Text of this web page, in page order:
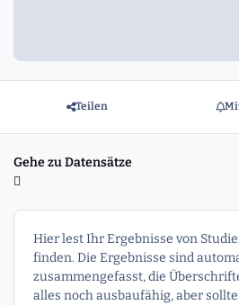
Teilen
Gehe zu Datensätze
Hier lest Ihr Ergebnisse von
finden. Die Ergebnisse sind
zusammengefasst, die
alles noch ausbaufähig, aber